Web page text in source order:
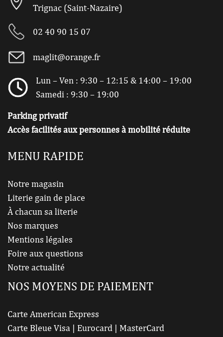
Trignac (Saint-Nazaire)
02 40 90 15 07
maglit@orange.fr
Lun – Ven : 9:30 – 12:15 & 14:00 – 19:00
Samedi : 9:30 – 19:00
Parking privatif
Accès facilités aux personnes à mobilité réduite
MENU RAPIDE
Notre magasin
Literie gain de place
À chacun sa literie
Nos marques
Mentions légales
Foire aux questions
Notre actualité
NOS MOYENS DE PAIEMENT
Carte American Express
Carte Bleue Visa | Eurocard | MasterCard